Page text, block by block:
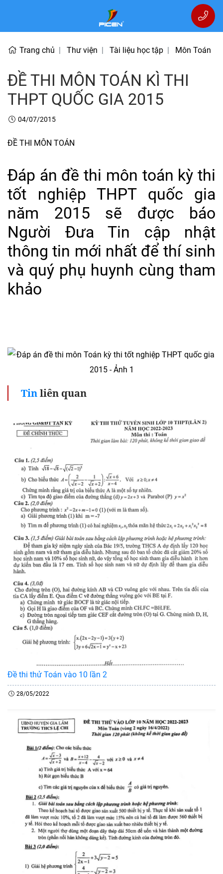
Trang chủ Thư viện Tài liệu học tập Môn Toán
ĐỀ THI MÔN TOÁN KÌ THI
THPT QUỐC GIA 2015
04/07/2015
ĐỀ THI MÔN TOÁN
Đáp án đề thi môn toán kỳ thi
tốt nghiệp THPT quốc gia
năm 2015 sẽ được báo
Người Đưa Tin cập nhật
thông tin mới nhất để thí sinh
và quý phụ huynh cùng tham
khảo
Tinliên quan
Đề thi thử Toán vào 10 lần 2
28/05/2022